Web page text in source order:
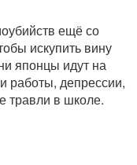
ещё со
искупить вину
японцы идут на
работы, депрессии,
травли в школе.